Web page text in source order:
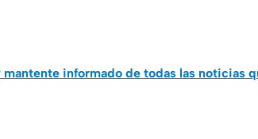
informado de todas las noticias